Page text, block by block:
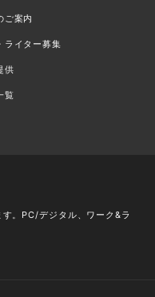
ご案内
ライター募集
供
覧
。PC/デジタル、ワーク&ラ